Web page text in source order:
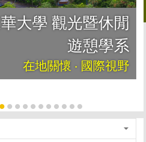
大學 觀光暨休閒
遊憩學系
在地關懷 ‧ 國際視野